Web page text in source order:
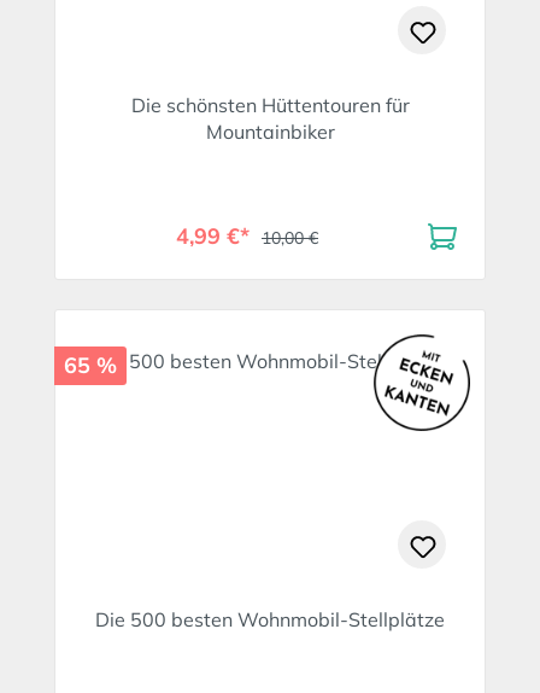
Die schönsten Hüttentouren für
Mountainbiker
4,99 €* 10,00 €
65 %
Die 500 besten Wohnmobil-Stellplätze